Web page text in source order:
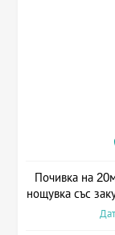
Почивка на
нощувка със